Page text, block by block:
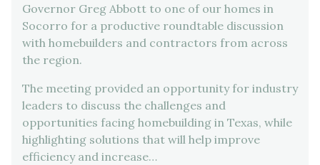
Governor Greg Abbott to one of our homes in
Socorro for a productive roundtable discussion
with homebuilders and contractors from across
the region.
The meeting provided an opportunity for industry
leaders to discuss the challenges and
opportunities facing homebuilding in Texas, while
highlighting solutions that will help improve
efficiency and increase…